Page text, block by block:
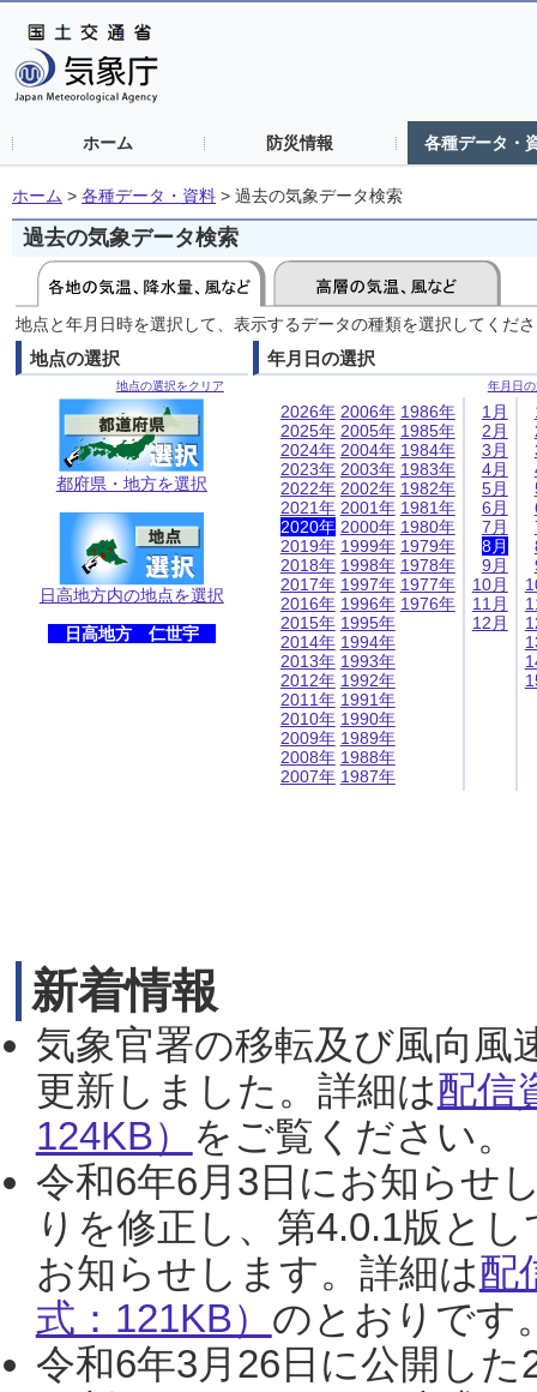
ホーム 防災情報 各種データ・
ホーム > 各種データ・資料 > 過去の気象データ検索
過去の気象データ検索
地点と年月日時を選択して、表示するデータの種類を選択してくだ
地点の選択
地点の選択をクリア
都府県・地方を選択
日高地方内の地点を選択
日高地方 仁世宇
年月日の選択
年月日
2026年
2025年
2024年
2023年
2022年
2021年
2020年
2019年
2018年
2017年
2016年
2015年
2014年
2013年
2012年
2011年
2010年
2009年
2008年
2007年
2006年
2005年
2004年
2003年
2002年
2001年
2000年
1999年
1998年
1997年
1996年
1995年
1994年
1993年
1992年
1991年
1990年
1989年
1988年
1987年
1986年
1985年
1984年
1983年
1982年
1981年
1980年
1979年
1978年
1977年
1976年
1月
2月
3月
4月
5月
6月
7月
8月
9月
10月
11月
12月
新着情報
気象官署の移転及び風向風
更新しました。詳細は配信
124KB） をご覧ください。
令和6年6月3日にお知らせ
りを修正し、第4.0.1版と
お知らせします。詳細は配
式：121KB） のとおりです
令和6年3月26日に公開し